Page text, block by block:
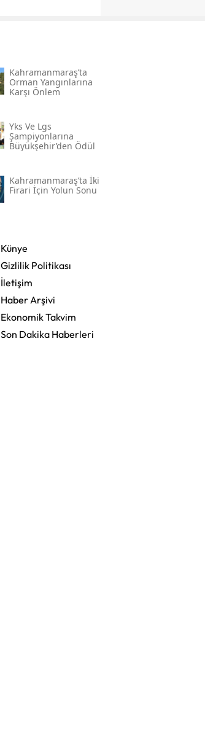
Kahramanmaraş’ta
Orman Yangınlarına
Karşı Önlem
Yks Ve Lgs
Şampiyonlarına
Büyükşehir’den Ödül
Kahramanmaraş’ta İki
Firari İçin Yolun Sonu
Künye
Gizlilik Politikası
İletişim
Haber Arşivi
Ekonomik Takvim
Son Dakika Haberleri